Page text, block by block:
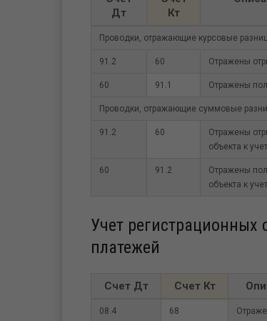
Дт
Кт
Проводки, отражающие курсовые
91.2 60 Отражены
60 91.1 Отражены
Проводки, отражающие суммовые
91.2 60
Отражены
объекта к
60 91.2
Отражены
объекта к
Учет
платежей
Счет Дт Счет Кт
08.4 68